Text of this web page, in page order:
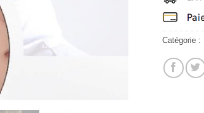
Catégorie :